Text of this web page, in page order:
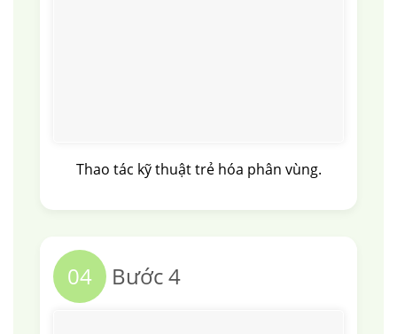
Thao tác kỹ thuật trẻ hóa phân vùng.
04 Bước 4